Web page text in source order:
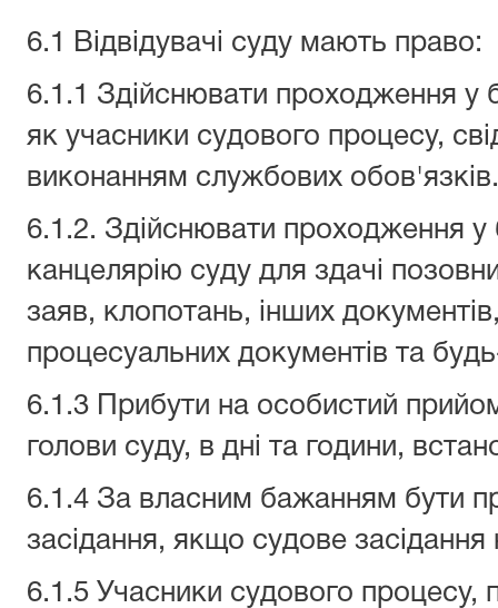
6.1 Відвідувачі суду мають право:
6.1.1 Здійснювати проходження у
як учасники судового процесу,
виконанням службових обов'язків.
6.1.2. Здійснювати проходження у
канцелярію суду для здачі
заяв, клопотань, інших
процесуальних документів та
6.1.3 Прибути на особистий
голови суду, в дні та години,
6.1.4 За власним бажанням бути
засідання, якщо судове
6.1.5 Учасники судового процесу,